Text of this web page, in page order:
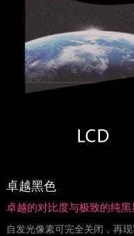
卓越黑色
卓越的对比度与极致的纯黑
自发光像素可完全关闭，再